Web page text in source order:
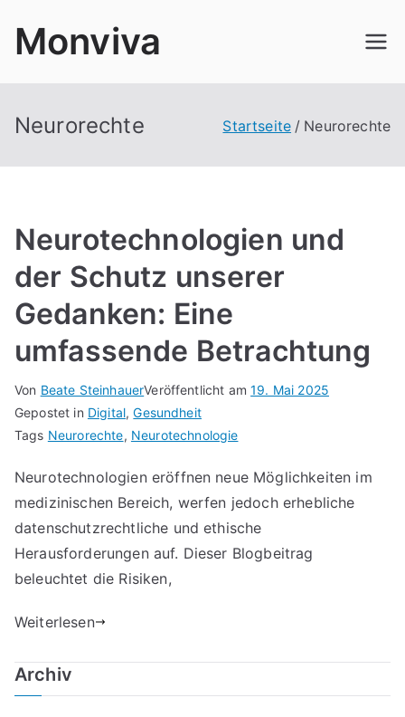
InhaltMonviva
Neurorechte Startseite Neurorechte
Neurotechnologien und
der Schutz unserer
Gedanken: Eine
umfassende Betrachtung
Von Beate SteinhauerVeröffentlicht am19. Mai 2025
Gepostet in Digital,Gesundheit
Tags Neurorechte, Neurotechnologie
Neurotechnologien eröffnen neue Möglichkeiten im
medizinischen Bereich, werfen jedoch erhebliche
datenschutzrechtliche und ethische
Herausforderungen auf. Dieser Blogbeitrag
beleuchtet die Risiken,
Weiterlesen
Archiv